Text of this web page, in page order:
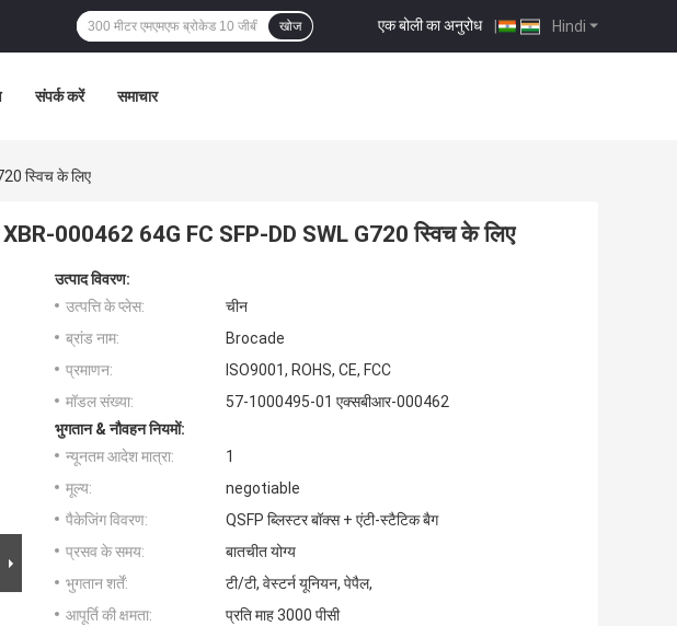
Hindi
एक बोली का अनुरोध |
खोज
संपर्क करें समाचार
स्विच के लिए
000462 64G FC SFP-DD SWL G720 स्विच के लिए
उत्पाद विवरण:
उत्पत्ति के प्लेस:
चीन
ब्रांड नाम:
Brocade
प्रमाणन:
ISO9001, ROHS, CE, FCC
मॉडल संख्या:
57-1000495-01 एक्सबीआर-000462
भुगतान & नौवहन नियमों:
न्यूनतम आदेश मात्रा:
1
मूल्य:
negotiable
पैकेजिंग विवरण:
QSFP ब्लिस्टर बॉक्स + एंटी-स्टैटिक बैग
प्रसव के समय:
बातचीत योग्य
भुगतान शर्तें:
टी/टी, वेस्टर्न यूनियन, पेपैल,
आपूर्ति की क्षमता:
प्रति माह 3000 पीसी